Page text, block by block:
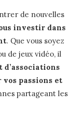
de nouvelles
investir dans
. Que vous soyez
de jeux vidéo, il
d’associations
passions et
partageant les